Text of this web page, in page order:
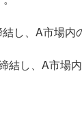
、A市場内
し、A市場